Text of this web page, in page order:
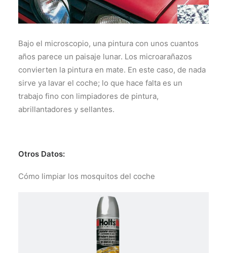
Bajo el microscopio, una pintura con unos cuantos
años parece un paisaje lunar. Los microarañazos
convierten la pintura en mate. En este caso, de nada
sirve ya lavar el coche; lo que hace falta es un
trabajo fino con limpiadores de pintura,
abrillantadores y sellantes.
Otros Datos:
Cómo limpiar los mosquitos del coche